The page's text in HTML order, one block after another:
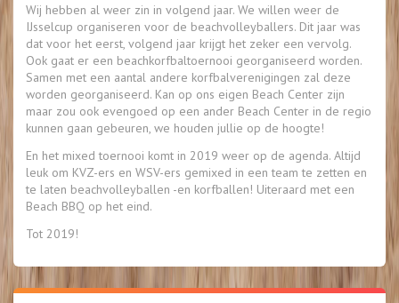
Wij hebben al weer zin in volgend jaar. We willen weer de
IJsselcup organiseren voor de beachvolleyballers. Dit jaar was
dat voor het eerst, volgend jaar krijgt het zeker een vervolg.
Ook gaat er een beachkorfbaltoernooi georganiseerd worden.
Samen met een aantal andere korfbalverenigingen zal deze
worden georganiseerd. Kan op ons eigen Beach Center zijn
maar zou ook evengoed op een ander Beach Center in de regio
kunnen gaan gebeuren, we houden jullie op de hoogte!
En het mixed toernooi komt in 2019 weer op de agenda. Altijd
leuk om KVZ-ers en WSV-ers gemixed in een team te zetten en
te laten beachvolleyballen -en korfballen! Uiteraard met een
Beach BBQ op het eind.
Tot 2019!